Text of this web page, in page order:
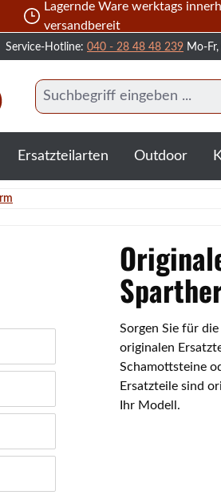
Lagernde Ware werktags
versandbereit
Service-Hotline: 040 - 28 48 48 239 Mo-
Ersatzteilarten Outdoor
Sorgen Sie für
originalen
Schamottsteine
Ersatzteile sind
Ihr Modell.